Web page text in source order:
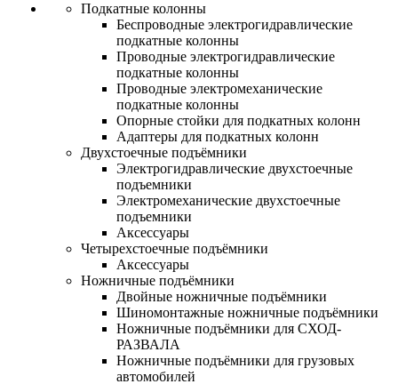
Подкатные колонны
Беспроводные электрогидравлические
подкатные колонны
Проводные электрогидравлические
подкатные колонны
Проводные электромеханические
подкатные колонны
Опорные стойки для подкатных колонн
Адаптеры для подкатных колонн
Двухстоечные подъёмники
Электрогидравлические двухстоечные
подъемники
Электромеханические двухстоечные
подъемники
Аксессуары
Четырехстоечные подъёмники
Аксессуары
Ножничные подъёмники
Двойные ножничные подъёмники
Шиномонтажные ножничные подъёмники
Ножничные подъёмники для СХОД-
РАЗВАЛА
Ножничные подъёмники для грузовых
автомобилей